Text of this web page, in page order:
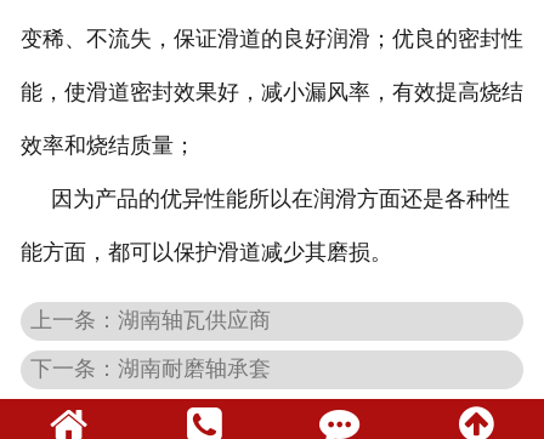
变稀、不流失，保证滑道的良好润滑；优良的密封性
能，使滑道密封效果好，减小漏风率，有效提高烧结
效率和烧结质量；
因为产品的优异性能所以在润滑方面还是各种性
能方面，都可以保护滑道减少其磨损。
上一条：湖南轴瓦供应商
下一条：湖南耐磨轴承套